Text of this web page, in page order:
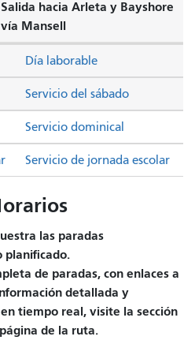
Salida hacia Arleta y Bayshore
vía Mansell
Servicio del sábado
Servicio dominical
Día laborable
Servicio de jornada escolar
las paradas
planificado.
de paradas, con enlaces a
detallada y
tiempo real, visite la sección
de la ruta.